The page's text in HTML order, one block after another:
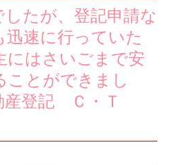
たが、登記申請な
迅速に行っていた
にはさいごまで安
ことができまし
産登記 Ｃ・Ｔ